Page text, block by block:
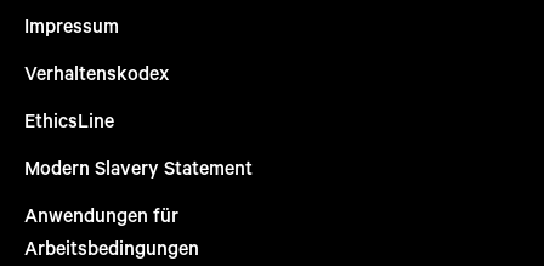
Impressum
Verhaltenskodex
EthicsLine
Modern Slavery Statement
Anwendungen für
Arbeitsbedingungen